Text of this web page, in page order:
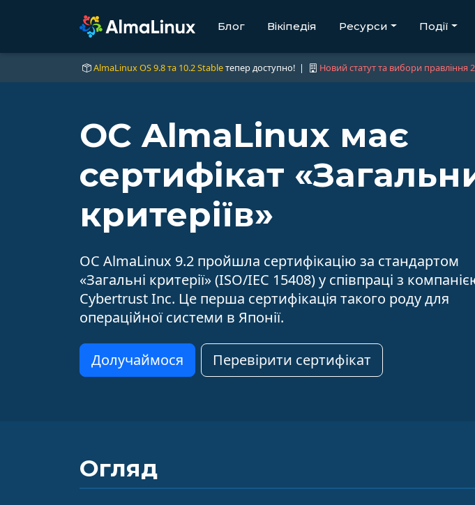
Блог Вікіпедія Ресурси Події
AlmaLinux OS 9.8 та 10.2 Stableтепер доступно! | Новий статут та вибори правління
ОС AlmaLinux має
сертифікат
критеріїв»
ОС AlmaLinux 9.2 пройшла сертифікацію за стандартом
«Загальні критерії» (ISO/IEC 15408) у співпраці з
Cybertrust Inc. Це перша сертифікація такого роду для
операційної системи в Японії.
Долучаймося Перевірити сертифікат
Огляд